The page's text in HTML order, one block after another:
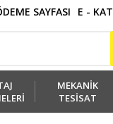
SAYFASI E -
MEKANİK
TESİSAT